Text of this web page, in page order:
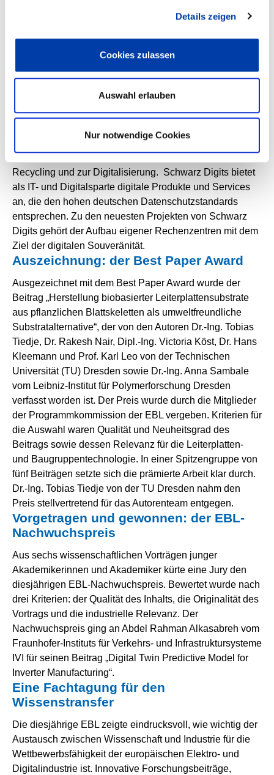
Details zeigen
Cookies zulassen
Auswahl erlauben
Nur notwendige Cookies
Infrastructure and Operation bei der Schwarz Digits,
einem Unternehmen der Schwarz Gruppe. Unter dem
Titel „Voraushandeln statt Vorausdenken“ erläuterte er,
welche Bedeutung die digitale Souveränität für ein
Unternehmen wie die Schwarz Gruppe hat. Die Schwarz
rund 14.200 Filialen und rund 595.000 Mitarbeitern. Die
Marken Lidl und Kaufland bilden die Säulen im
Unternehmen den gesamten Wertschöpfungskreis
Recycling und zur Digitalisierung. Schwarz Digits bietet
als IT- und Digitalsparte digitale Produkte und Services
an, die den hohen deutschen Datenschutzstandards
entsprechen. Zu den neuesten Projekten von Schwarz
Digits gehört der Aufbau eigener Rechenzentren mit dem
Ziel der digitalen Souveränität.
Auszeichnung: der Best Paper Award
Ausgezeichnet mit dem Best Paper Award wurde der
Beitrag „Herstellung biobasierter Leiterplattensubstrate
aus pflanzlichen Blattskeletten als umweltfreundliche
Substratalternative“, der von den Autoren Dr.-Ing. Tobias
Tiedje, Dr. Rakesh Nair, Dipl.-Ing. Victoria Köst, Dr. Hans
Kleemann und Prof. Karl Leo von der Technischen
Universität (TU) Dresden sowie Dr.-Ing. Anna Sambale
vom Leibniz-Institut für Polymerforschung Dresden
verfasst worden ist. Der Preis wurde durch die Mitglieder
der Programmkommission der EBL vergeben. Kriterien für
die Auswahl waren Qualität und Neuheitsgrad des
Beitrags sowie dessen Relevanz für die Leiterplatten-
und Baugruppentechnologie. In einer Spitzengruppe von
fünf Beiträgen setzte sich die prämierte Arbeit klar durch.
Dr.-Ing. Tobias Tiedje von der TU Dresden nahm den
Preis stellvertretend für das Autorenteam entgegen.
Vorgetragen und gewonnen: der EBL-
Nachwuchspreis
Aus sechs wissenschaftlichen Vorträgen junger
Akademikerinnen und Akademiker kürte eine Jury den
diesjährigen EBL-Nachwuchspreis. Bewertet wurde nach
drei Kriterien: der Qualität des Inhalts, die Originalität des
Vortrags und die industrielle Relevanz. Der
Nachwuchspreis ging an Abdel Rahman Alkasabreh vom
Fraunhofer-Instituts für Verkehrs- und Infrastruktursysteme
IVI für seinen Beitrag „Digital Twin Predictive Model for
Inverter Manufacturing“.
Eine Fachtagung für den
Wissenstransfer
Die diesjährige EBL zeigte eindrucksvoll, wie wichtig der
Austausch zwischen Wissenschaft und Industrie für die
Wettbewerbsfähigkeit der europäischen Elektro- und
Digitalindustrie ist. Innovative Forschungsbeiträge,